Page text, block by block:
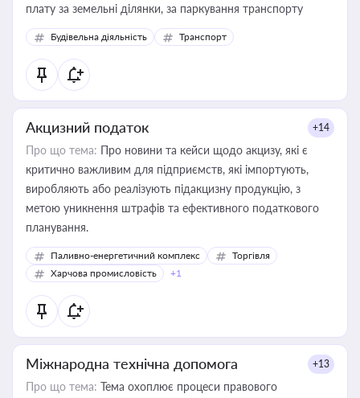
плату за земельні ділянки, за паркування транспорту
Будівельна діяльність Транспорт
Акцизний податок +14
Про що тема: Про новини та кейси щодо акцизу, які є
критично важливим для підприємств, які імпортують,
виробляють або реалізують підакцизну продукцію, з
метою уникнення штрафів та ефективного податкового
планування.
Паливно-енергетичний комплекс
Торгівля
Харчова промисловість
+1
Міжнародна технічна допомога +13
Про що тема: Тема охоплює процеси правового